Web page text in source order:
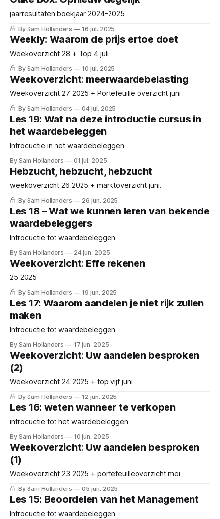
jaarresultaten boekjaar 2024-2025
By Sam Hollanders 16 jul. 2025
Weekly: Waarom de prijs ertoe doet
Weekoverzicht 28 + Top 4 juli
By Sam Hollanders 10 jul. 2025
Weekoverzicht: meerwaardebelasting
Weekoverzicht 27 2025 + Portefeuille overzicht juni
By Sam Hollanders 04 jul. 2025
Les 19: Wat na deze introductie cursus in
het waardebeleggen
Introductie in het waardebeleggen
By Sam Hollanders 01 jul. 2025
Hebzucht, hebzucht, hebzucht
weekoverzicht 26 2025 + marktoverzicht juni.
By Sam Hollanders 26 jun. 2025
Les 18 – Wat we kunnen leren van bekende
waardebeleggers
Introductie tot waardebeleggen
By Sam Hollanders 24 jun. 2025
Weekoverzicht: Effe rekenen
25 2025
By Sam Hollanders 19 jun. 2025
Les 17: Waarom aandelen je niet rijk zullen
maken
Introductie tot waardebeleggen
By Sam Hollanders 17 jun. 2025
Weekoverzicht: Uw aandelen besproken
(2)
Weekoverzicht 24 2025 + top vijf juni
By Sam Hollanders 12 jun. 2025
Les 16: weten wanneer te verkopen
introductie tot het waardebeleggen
By Sam Hollanders 10 jun. 2025
Weekoverzicht: Uw aandelen besproken
(1)
Weekoverzicht 23 2025 + portefeuilleoverzicht mei
By Sam Hollanders 05 jun. 2025
Les 15: Beoordelen van het Management
Introductie tot waardebeleggen